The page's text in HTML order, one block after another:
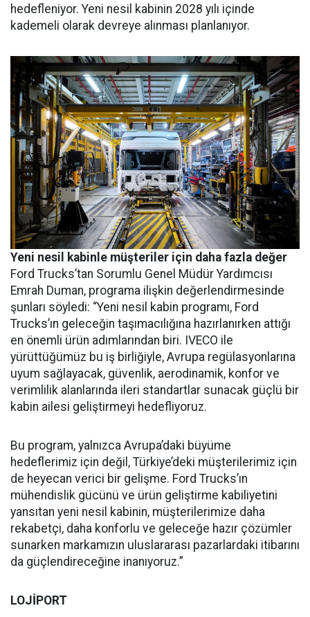
hedefleniyor. Yeni nesil kabinin 2028 yılı içinde
kademeli olarak devreye alınması planlanıyor.
Yeni nesil kabinle müşteriler için daha fazla değer
Ford Trucks’tan Sorumlu Genel Müdür Yardımcısı
Emrah Duman, programa ilişkin değerlendirmesinde
şunları söyledi: “Yeni nesil kabin programı, Ford
Trucks’ın geleceğin taşımacılığına hazırlanırken attığı
en önemli ürün adımlarından biri. IVECO ile
yürüttüğümüz bu iş birliğiyle, Avrupa regülasyonlarına
uyum sağlayacak, güvenlik, aerodinamik, konfor ve
verimlilik alanlarında ileri standartlar sunacak güçlü bir
kabin ailesi geliştirmeyi hedefliyoruz.
Bu program, yalnızca Avrupa’daki büyüme
hedeflerimiz için değil, Türkiye’deki müşterilerimiz için
de heyecan verici bir gelişme. Ford Trucks’ın
mühendislik gücünü ve ürün geliştirme kabiliyetini
yansıtan yeni nesil kabinin, müşterilerimize daha
rekabetçi, daha konforlu ve geleceğe hazır çözümler
sunarken markamızın uluslararası pazarlardaki itibarını
da güçlendireceğine inanıyoruz.”
LOJİPORT